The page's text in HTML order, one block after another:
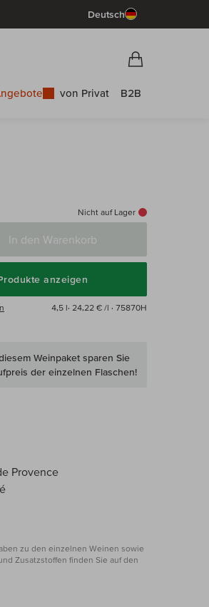
Deutsch
von Privat B2B
Nicht auf Lager
In den Warenkorb
anzeigen
4,5 l· 24,22 € /l · 75870H
Weinpaket sparen Sie
der einzelnen Flaschen!
Provence
zu den einzelnen Weinen sowie
Zusatzstoffen finden Sie auf den